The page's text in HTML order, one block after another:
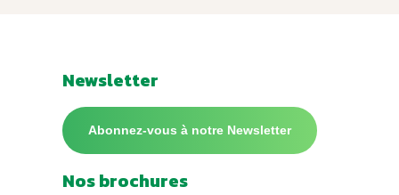
Newsletter
Abonnez-vous à notre Newsletter
Nos brochures